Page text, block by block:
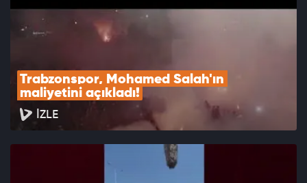
Trabzonspor, Mohamed Salah'ın
maliyetini açıkladı!
İZLE